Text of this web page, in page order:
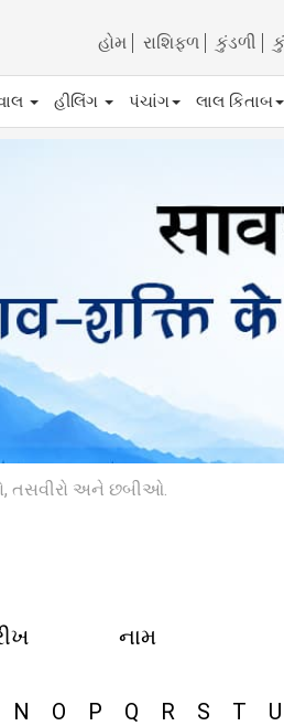
હોમ રાશિફળ કુંડળી
હીલિંગ પંચાંગ લાલ કિતાબ
તસવીરો અને છબીઓ.
નામ
N O P Q R S T U